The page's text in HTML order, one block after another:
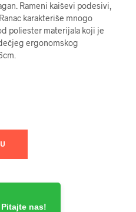
Rameni kaiševi podesivi,
karakteriše mnogo
poliester materijala koji je
ergonomskog
nas!